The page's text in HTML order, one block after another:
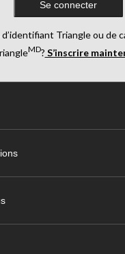
Se connecter
d’identifiant Triangle ou de
MD? S’inscrire